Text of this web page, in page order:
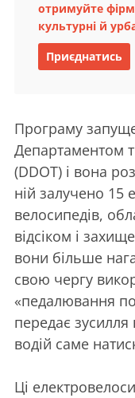
отримуйте
культурні й
Приєднатись
Програму
Департаментом
(DDOT) і вона
ній залучено 15
велосипедів,
відсіком і
вони більше
свою чергу
«педалювання
передає
водій саме
Ці